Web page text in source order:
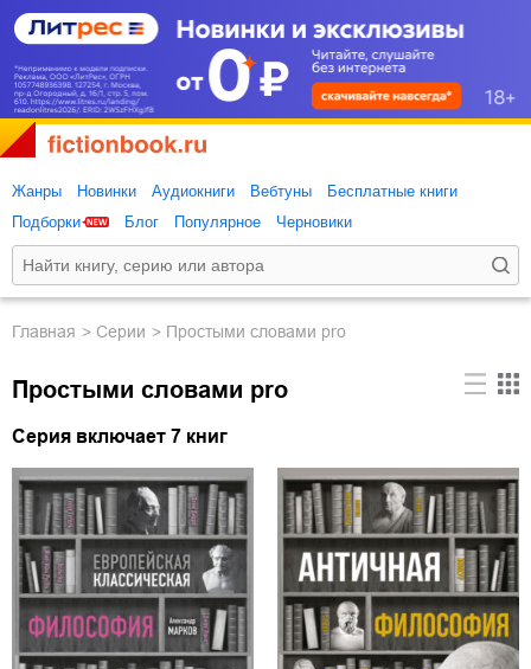
Жанры Новинки Аудиокниги Вебтуны
Бесплатные книги
Подборки
Блог Популярное Черновики
Главная Серии Простыми словами pro
Простыми словами pro
Серия включает 7 книг